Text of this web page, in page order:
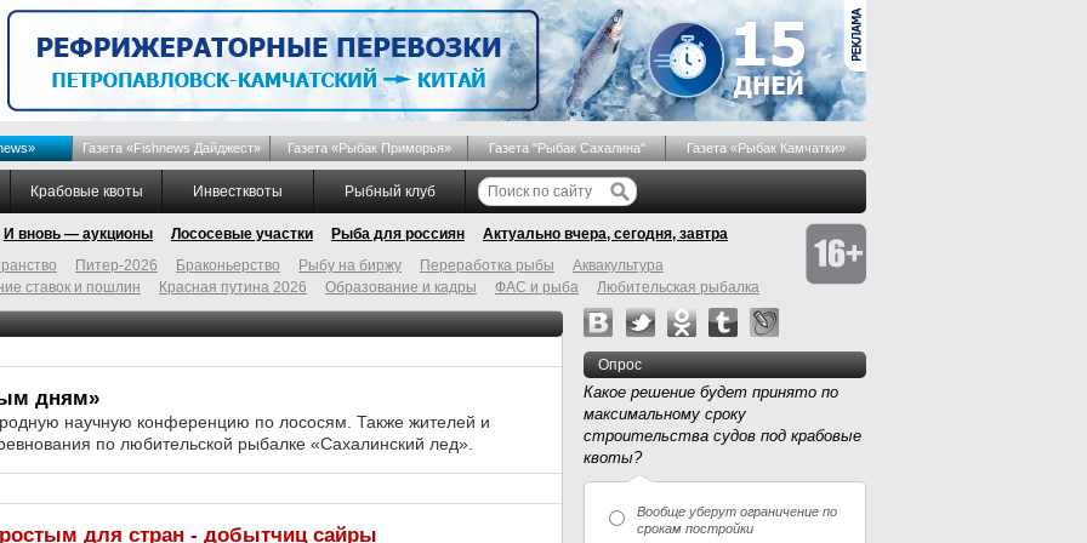
Газета «Fishnews Дайджест» Газета «Рыбак Приморья» Газета "Рыбак Сахалина" Газета «Рыбак Камчатки»
Крабовые квоты Инвестквоты Рыбный клуб
И вновь — аукционы Лососевые участки Рыба для россиян
Актуально вчера, сегодня, завтра
Питер-2026 Браконьерство Рыбу на биржу Переработка рыбы
Аквакультура
ставок и пошлин Красная путина 2026 Образование и кадры ФАС и рыба Любительская рыбалка
дням»
научную конференцию по лососям. Также жителей и
по любительской рыбалке «Сахалинский лед».
для стран - добытчиц сайры
Опрос
Какое решение будет принято по
максимальному сроку
строительства судов под крабовые
квоты?
Вообще уберут ограничение по
срокам постройки